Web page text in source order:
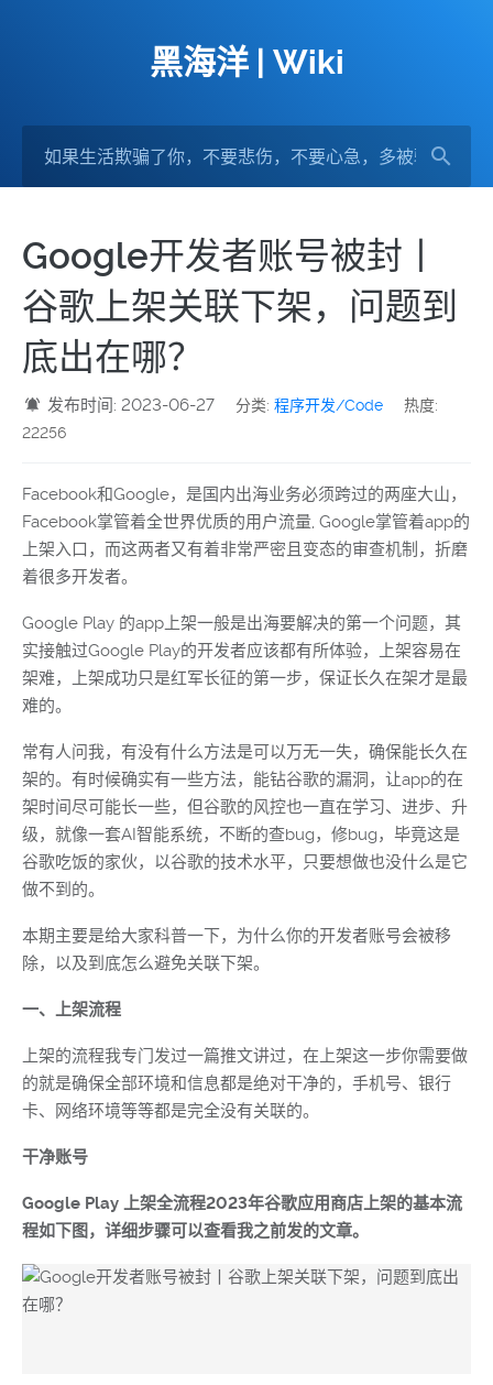
黑海洋 | Wiki
Google开发者账号被封丨
谷歌上架关联下架，问题到
底出在哪？
发布时间: 2023-06-27 分类:程序开发/Code
热度:
22256
Facebook和Google，是国内出海业务必须跨过的两座大山，
Facebook掌管着全世界优质的用户流量, Google掌管着app的
上架入口，而这两者又有着非常严密且变态的审查机制，折磨
着很多开发者。
Google Play 的app上架一般是出海要解决的第一个问题，其
实接触过Google Play的开发者应该都有所体验，上架容易在
架难，上架成功只是红军长征的第一步，保证长久在架才是最
难的。
常有人问我，有没有什么方法是可以万无一失，确保能长久在
架的。有时候确实有一些方法，能钻谷歌的漏洞，让app的在
架时间尽可能长一些，但谷歌的风控也一直在学习、进步、升
级，就像一套AI智能系统，不断的查bug，修bug，毕竟这是
谷歌吃饭的家伙，以谷歌的技术水平，只要想做也没什么是它
做不到的。
本期主要是给大家科普一下，为什么你的开发者账号会被移
除，以及到底怎么避免关联下架。
一、上架流程
上架的流程我专门发过一篇推文讲过，在上架这一步你需要做
的就是确保全部环境和信息都是绝对干净的，手机号、银行
卡、网络环境等等都是完全没有关联的。
干净账号
Google Play 上架全流程2023年谷歌应用商店上架的基本流
程如下图，详细步骤可以查看我之前发的文章。